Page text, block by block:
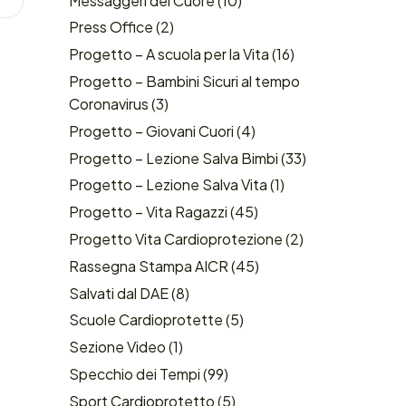
Press Office(2)
Progetto – A scuola per la Vita(16)
Progetto – Bambini Sicuri al tempo
Coronavirus(3)
Progetto – Giovani Cuori(4)
Progetto – Lezione Salva Bimbi(33)
Progetto – Lezione Salva Vita(1)
Progetto – Vita Ragazzi(45)
Progetto Vita Cardioprotezione(2)
Rassegna Stampa AICR(45)
Salvati dal DAE(8)
Scuole Cardioprotette(5)
Sezione Video(1)
Specchio dei Tempi(99)
Sport Cardioprotetto(5)